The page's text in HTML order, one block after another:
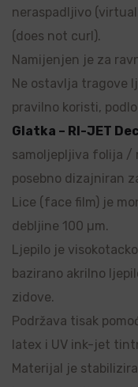
neraspadljivo
(does not curl).
Namijenjen je za
Ne ostavlja tragove
pravilno koristi,
Glatka – RI-JET
samoljepljiva folija /
posebno dizajniran
Lice (face film) je
debljine 100 µm.
Ljepilo je
bazirano akrilno
zidove.
Podržava tisak
latex i UV ink-jet
Materijal je